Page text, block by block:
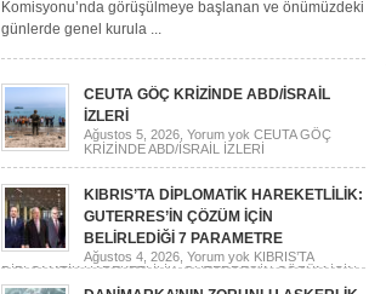
Komisyonu’nda görüşülmeye başlanan ve önümüzdeki
günlerde genel kurula ...
CEUTA GÖÇ KRİZİNDE ABD/İSRAİL
İZLERİ
Ağustos 5, 2026, Yorum yok CEUTA GÖÇ
KRİZİNDE ABD/İSRAİL İZLERİ
KIBRIS’TA DİPLOMATİK HAREKETLİLİK:
GUTERRES’İN ÇÖZÜM İÇİN
BELİRLEDİĞİ 7 PARAMETRE
Ağustos 4, 2026, Yorum yok KIBRIS’TA
DİPLOMATİK HAREKETLİLİK: GUTERRES’İN ÇÖZÜM İÇİN
BELİRLEDİĞİ 7 PARAMETRE